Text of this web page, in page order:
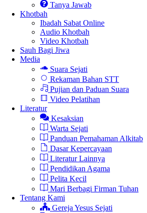
Tanya Jawab
Khotbah
Ibadah Sabat Online
Audio Khotbah
Video Khotbah
Sauh Bagi Jiwa
Media
Suara Sejati
Rekaman Bahan STT
Pujian dan Paduan Suara
Video Pelatihan
Literatur
Kesaksian
Warta Sejati
Panduan Pemahaman Alkitab
Dasar Kepercayaan
Literatur Lainnya
Pendidikan Agama
Pelita Kecil
Mari Berbagi Firman Tuhan
Tentang Kami
Gereja Yesus Sejati